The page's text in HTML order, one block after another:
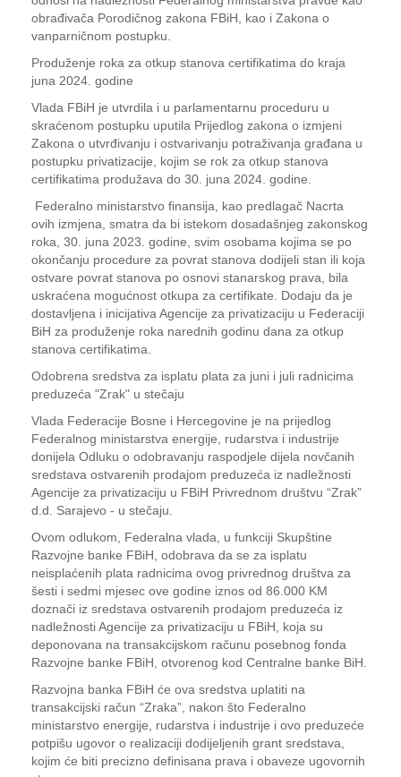
obrađivača Porodičnog zakona FBiH, kao i Zakona o
vanparničnom postupku.
Produženje roka za otkup stanova certifikatima do kraja
juna 2024. godine
Vlada FBiH je utvrdila i u parlamentarnu proceduru u
skraćenom postupku uputila Prijedlog zakona o izmjeni
Zakona o utvrđivanju i ostvarivanju potraživanja građana u
postupku privatizacije, kojim se rok za otkup stanova
certifikatima produžava do 30. juna 2024. godine.
Federalno ministarstvo finansija, kao predlagač Nacrta
ovih izmjena, smatra da bi istekom dosadašnjeg zakonskog
roka, 30. juna 2023. godine, svim osobama kojima se po
okončanju procedure za povrat stanova dodijeli stan ili koja
ostvare povrat stanova po osnovi stanarskog prava, bila
uskraćena mogućnost otkupa za certifikate. Dodaju da je
dostavljena i inicijativa Agencije za privatizaciju u Federaciji
BiH za produženje roka narednih godinu dana za otkup
stanova certifikatima.
Odobrena sredstva za isplatu plata za juni i juli radnicima
preduzeća "Zrak" u stečaju
Vlada Federacije Bosne i Hercegovine je na prijedlog
Federalnog ministarstva energije, rudarstva i industrije
donijela Odluku o odobravanju raspodjele dijela novčanih
sredstava ostvarenih prodajom preduzeća iz nadležnosti
Agencije za privatizaciju u FBiH Privrednom društvu “Zrak”
d.d. Sarajevo - u stečaju.
Ovom odlukom, Federalna vlada, u funkciji Skupštine
Razvojne banke FBiH, odobrava da se za isplatu
neisplaćenih plata radnicima ovog privrednog društva za
šesti i sedmi mjesec ove godine iznos od 86.000 KM
doznači iz sredstava ostvarenih prodajom preduzeća iz
nadležnosti Agencije za privatizaciju u FBiH, koja su
deponovana na transakcijskom računu posebnog fonda
Razvojne banke FBiH, otvorenog kod Centralne banke BiH.
Razvojna banka FBiH će ova sredstva uplatiti na
transakcijski račun “Zraka”, nakon što Federalno
ministarstvo energije, rudarstva i industrije i ovo preduzeće
potpišu ugovor o realizaciji dodijeljenih grant sredstava,
kojim će biti precizno definisana prava i obaveze ugovornih